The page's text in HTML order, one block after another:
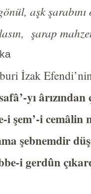
aşk
şarap
İzak
yı
i şem’-i
şebnemdir
i gerdûn